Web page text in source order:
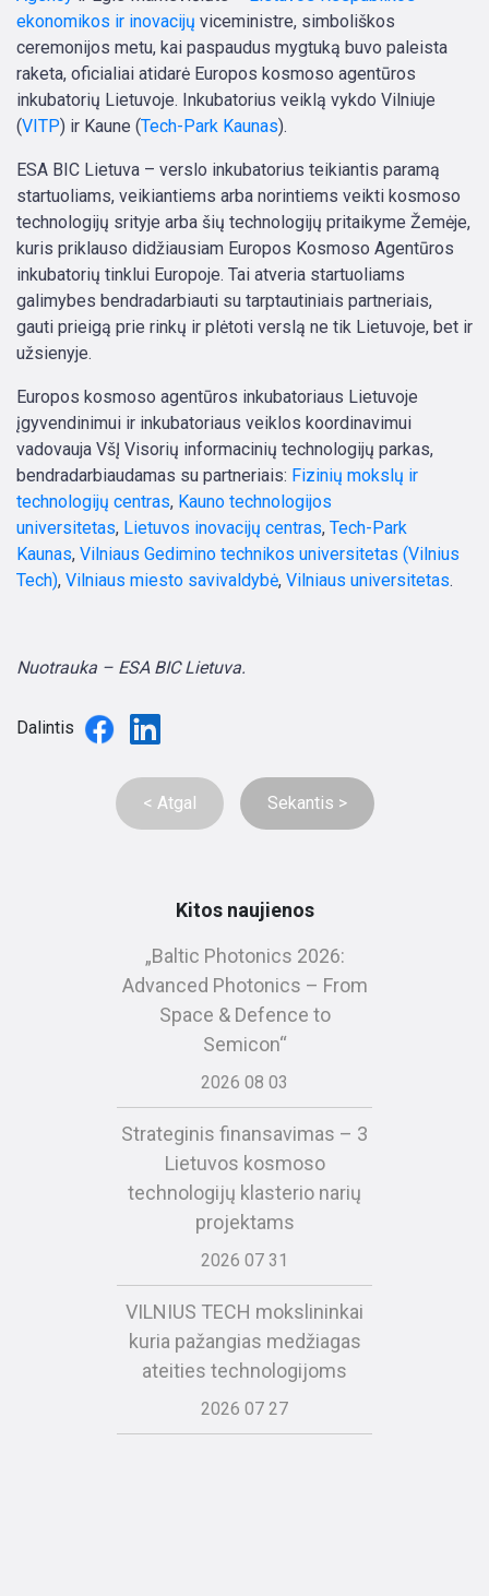
ekonomikos ir inovacijų viceministre, simboliškos
ceremonijos metu, kai paspaudus mygtuką buvo paleista
raketa, oficialiai atidarė Europos kosmoso agentūros
inkubatorių Lietuvoje. Inkubatorius veiklą vykdo Vilniuje
(VITP) ir Kaune (Tech-Park Kaunas).
ESA BIC Lietuva – verslo inkubatorius teikiantis paramą
startuoliams, veikiantiems arba norintiems veikti kosmoso
technologijų srityje arba šių technologijų pritaikyme Žemėje,
kuris priklauso didžiausiam Europos Kosmoso Agentūros
inkubatorių tinklui Europoje. Tai atveria startuoliams
galimybes bendradarbiauti su tarptautiniais partneriais,
gauti prieigą prie rinkų ir plėtoti verslą ne tik Lietuvoje, bet ir
užsienyje.
Europos kosmoso agentūros inkubatoriaus Lietuvoje
įgyvendinimui ir inkubatoriaus veiklos koordinavimui
vadovauja VšĮ Visorių informacinių technologijų parkas,
bendradarbiaudamas su partneriais: Fizinių mokslų ir
technologijų centras, Kauno technologijos
universitetas, Lietuvos inovacijų centras, Tech-Park
Kaunas, Vilniaus Gedimino technikos universitetas (Vilnius
Tech), Vilniaus miesto savivaldybė, Vilniaus universitetas.
Nuotrauka – ESA BIC Lietuva.
Dalintis
< Atgal Sekantis >
Kitos naujienos
„Baltic Photonics 2026:
Advanced Photonics – From
Space & Defence to
Semicon“
2026 08 03
Strateginis finansavimas – 3
Lietuvos kosmoso
technologijų klasterio narių
projektams
2026 07 31
VILNIUS TECH mokslininkai
kuria pažangias medžiagas
ateities technologijoms
2026 07 27